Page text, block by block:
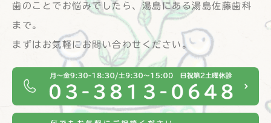
歯のことでお悩みでしたら、湯島にある湯島佐藤歯科
まで。
まずはお気軽にお問い合わせください。